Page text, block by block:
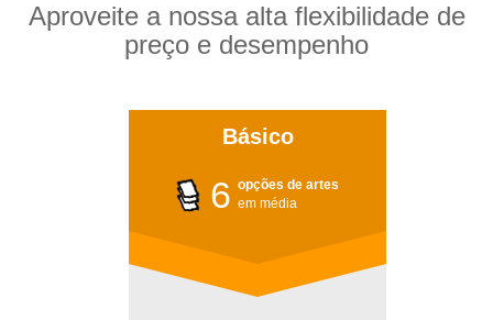
Aproveite a nossa alta flexibilidade de
preço e desempenho
Básico
6 opções de artes
em média